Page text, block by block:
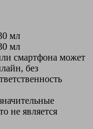
смартфона может
без
не является